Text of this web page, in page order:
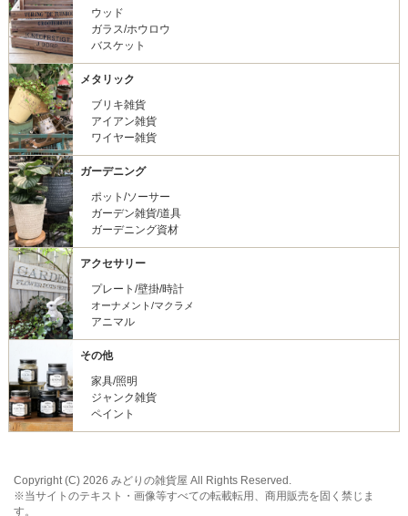
ウッド
ガラス/ホウロウ
バスケット
メタリック
ブリキ雑貨
アイアン雑貨
ワイヤー雑貨
ガーデニング
ポット/ソーサー
ガーデン雑貨/道具
ガーデニング資材
アクセサリー
プレート/壁掛/時計
オーナメント/マクラメ
アニマル
その他
家具/照明
ジャンク雑貨
ペイント
Copyright (C) 2026 みどりの雑貨屋 All Rights Reserved.
※当サイトのテキスト・画像等すべての転載転用、商用販売を固く禁じま
す。